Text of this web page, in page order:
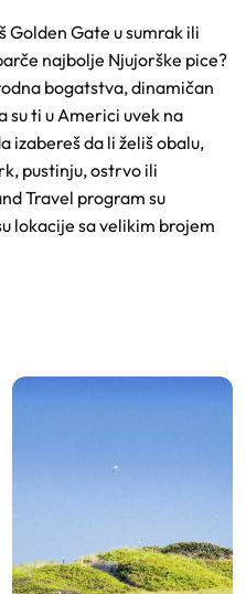
Golden Gate u sumrak ili
najbolje Njujorške pice?
bogatstva, dinamičan
su ti u Americi uvek na
izabereš da li želiš obalu,
pustinju, ostrvo ili
Travel program su
lokacije sa velikim brojem